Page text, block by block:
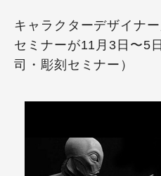
キャラクターデザイナ
セミナーが11月3日〜5
司・彫刻セミナー）